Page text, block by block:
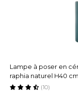
Lampe à poser en
raphia naturel H40
(10)